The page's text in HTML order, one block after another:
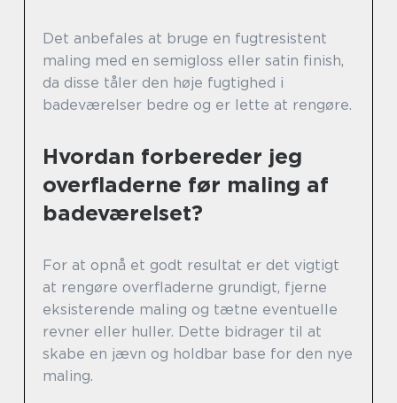
Det anbefales at bruge en fugtresistent
maling med en semigloss eller satin finish,
da disse tåler den høje fugtighed i
badeværelser bedre og er lette at rengøre.
Hvordan forbereder jeg
overfladerne før maling af
badeværelset?
For at opnå et godt resultat er det vigtigt
at rengøre overfladerne grundigt, fjerne
eksisterende maling og tætne eventuelle
revner eller huller. Dette bidrager til at
skabe en jævn og holdbar base for den nye
maling.